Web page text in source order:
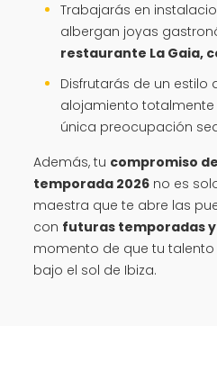
Trabajarás en
albergan joyas
restaurante La Gaia,
Disfrutarás de un estilo
alojamiento
única preocupación
Además, tu compromiso
temporada 2026no es
maestra que te abre las
con futuras temporadas
momento de que tu
bajo el sol de Ibiza.